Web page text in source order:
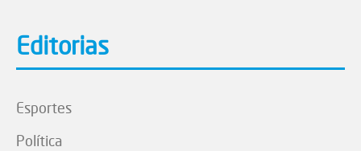
Editorias
Esportes
Política